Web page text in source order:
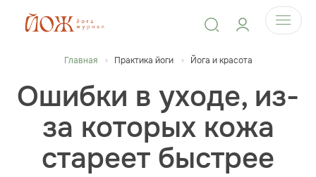
Главная Практика йоги Йога и красота
Ошибки в уходе, из-
за которых кожа
стареет быстрее